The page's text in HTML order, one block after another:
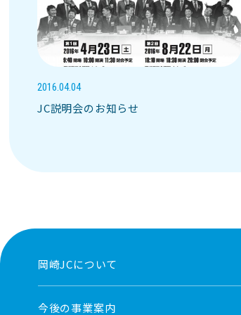
2016.04.04
JC説明会のお知らせ
岡崎JCについて
今後の事業案内